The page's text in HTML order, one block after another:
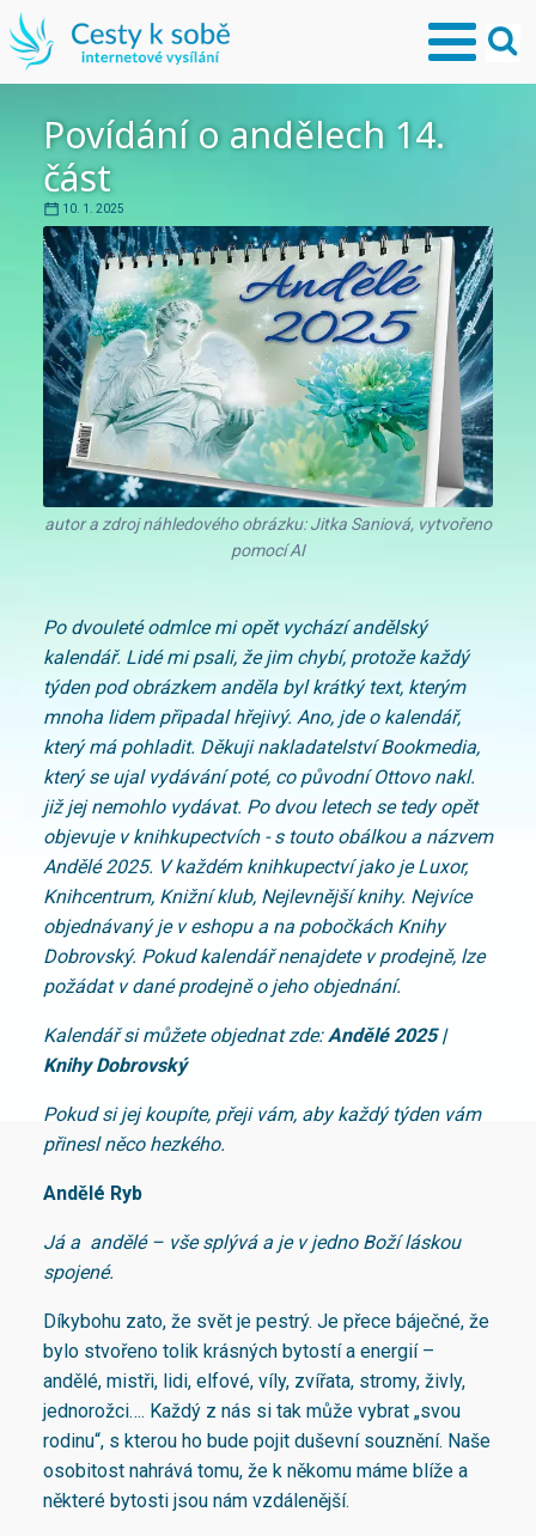
Povídání o andělech 14.
část
10. 1. 2025
autor a zdroj náhledového obrázku: Jitka Saniová, vytvořeno
pomocí AI
Po dvouleté odmlce mi opět vychází andělský
kalendář. Lidé mi psali, že jim chybí, protože každý
týden pod obrázkem anděla byl krátký text, kterým
mnoha lidem připadal hřejivý. Ano, jde o kalendář,
který má pohladit. Děkuji nakladatelství Bookmedia,
který se ujal vydávání poté, co původní Ottovo nakl.
již jej nemohlo vydávat. Po dvou letech se tedy opět
objevuje v knihkupectvích - s touto obálkou a názvem
Andělé 2025. V každém knihkupectví jako je Luxor,
Knihcentrum, Knižní klub, Nejlevnější knihy. Nejvíce
objednávaný je v eshopu a na pobočkách Knihy
Dobrovský. Pokud kalendář nenajdete v prodejně, lze
požádat v dané prodejně o jeho objednání.
Kalendář si můžete objednat zde:Andělé 2025 |
Knihy Dobrovský
Pokud si jej koupíte, přeji vám, aby každý týden vám
přinesl něco hezkého.
Andělé Ryb
Já a andělé – vše splývá a je v jedno Boží láskou
spojené.
Díkybohu zato, že svět je pestrý. Je přece báječné, že
bylo stvořeno tolik krásných bytostí a energií –
andělé, mistři, lidi, elfové, víly, zvířata, stromy, živly,
jednorožci…. Každý z nás si tak může vybrat „svou
rodinu“, s kterou ho bude pojit duševní souznění. Naše
osobitost nahrává tomu, že k někomu máme blíže a
některé bytosti jsou nám vzdálenější.